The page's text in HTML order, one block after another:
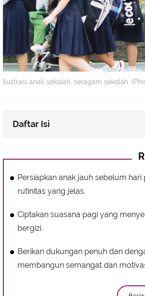
Ilustrasi anak sekolah, seragam sekolah.
Daftar Isi
Menciptakan Suasana Positif di
Dukungan dan Komunikasi Setelah
Persiapkan anak jauh sebelum
rutinitas yang jelas.
Ciptakan suasana pagi yang
bergizi.
Berikan dukungan penuh dan
membangun semangat dan